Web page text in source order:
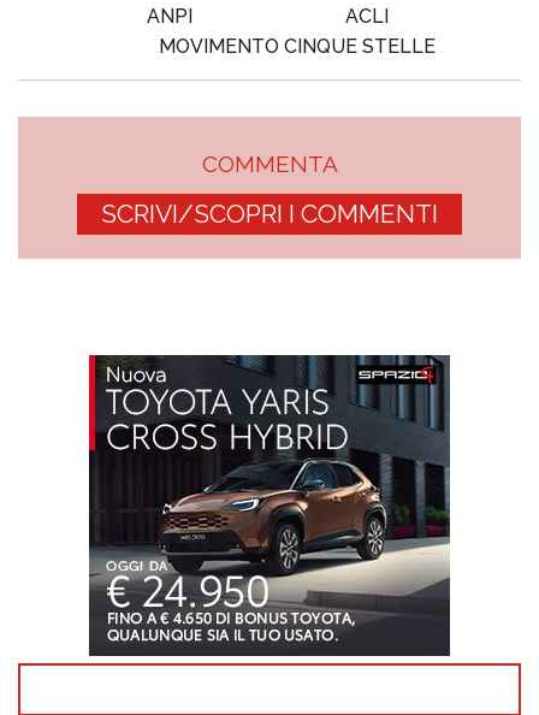
ANPI
ACLI
MOVIMENTO CINQUE STELLE
COMMENTA
SCRIVI/SCOPRI I COMMENTI